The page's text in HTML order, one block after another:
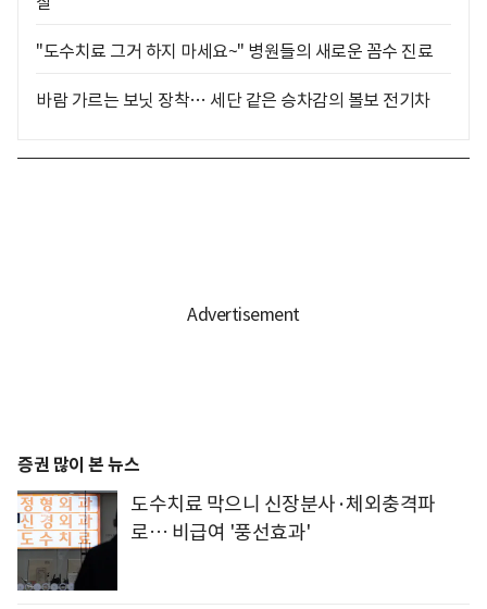
"도수치료 그거 하지 마세요~" 병원들의 새로운 꼼수 진료
바람 가르는 보닛 장착… 세단 같은 승차감의 볼보 전기차
증권 많이 본 뉴스
도수치료 막으니 신장분사·체외충격파
로… 비급여 '풍선효과'